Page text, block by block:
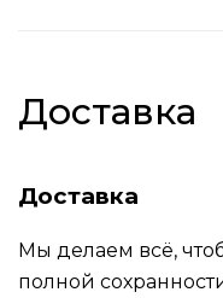
Доставка
Доставка
Мы делаем всё,
полной